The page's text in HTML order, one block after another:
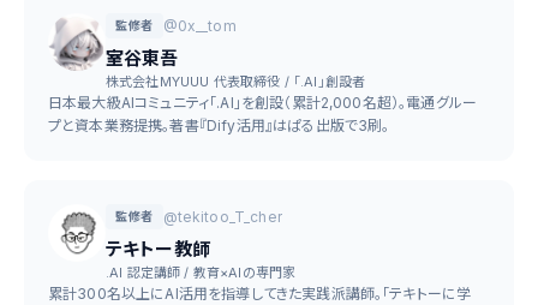
監修者 @0x__tom
室谷東吾
株式会社MYUUU 代表取締役 / 「.AI」創設者
日本最大級AIコミュニティ「.AI」を創設（累計2,000名超）。電通グルー
プと資本業務提携。著書『Dify活用』はぱる出版で3刷。
監修者 @tekitoo_T_cher
テキトー教師
.AI 認定講師 / 教育×AIの専門家
累計300名以上にAI活用を指導してきた実践派講師。「テキトーに学